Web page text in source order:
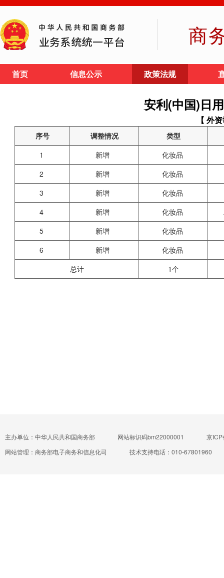
商
首页 信息公示 政策法规
安利(中国)日
【 外
序号 调整情况
类型
1
新增
化妆品
2
新增
化妆品
3
新增
化妆品
4
新增 化妆品
5
新增
化妆品
6
新增
化妆品
总计
1个
主办单位：中华人民共和国商务部 网站标识码bm22000001
京
网站管理：商务部电子商务和信息化司
技术支持电话：010-67801960